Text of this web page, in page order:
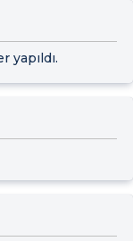
yapıldı.